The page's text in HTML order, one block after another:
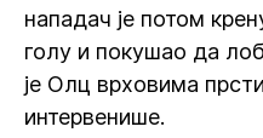
нападач је потом
голу и покушао да
је Олц врховима
интервенише.